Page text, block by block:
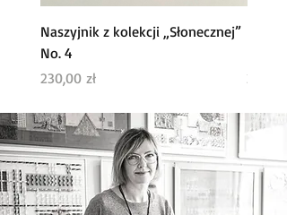
Naszyjnik z kolekcji „Słonecznej”
No. 4
Cena
230,00 zł
Cena
200,00